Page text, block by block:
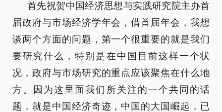
首先祝贺中国经济思想与实践研究院主办首
届政府与市场经济学年会，借首届年会，我想
谈两个方面的问题，第一个很重要的就是我们
要研究什么，特别是在中国目前这样一个状
况，政府与市场研究的重点应该聚焦在什么地
方。因为这里面我们所关注的一个共同的话
题，就是中国经济奇迹，中国的大国崛起，已